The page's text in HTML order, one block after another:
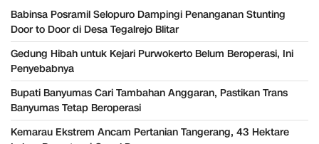
Babinsa Posramil Selopuro Dampingi Penanganan Stunting
Door to Door di Desa Tegalrejo Blitar
Gedung Hibah untuk Kejari Purwokerto Belum Beroperasi, Ini
Penyebabnya
Bupati Banyumas Cari Tambahan Anggaran, Pastikan Trans
Banyumas Tetap Beroperasi
Kemarau Ekstrem Ancam Pertanian Tangerang, 43 Hektare